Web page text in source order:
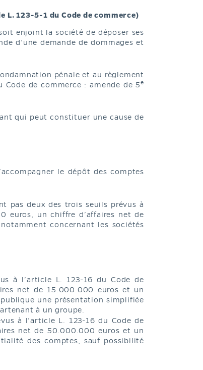
L. 123-5-1 du Code de commerce)
enjoint la société de déposer ses
d’une demande de dommages et
pénale et au règlement
de commerce : amende de 5e
qui peut constituer une cause de
le dépôt des comptes
pas deux des trois seuils prévus à
euros, un chiffre d’affaires net de
concernant les sociétés
à l’article L. 123-16 du Code de
net de 15.000.000 euros et un
une présentation simplifiée
à un groupe.
à l’article L. 123-16 du Code de
net de 50.000.000 euros et un
des comptes, sauf possibilité